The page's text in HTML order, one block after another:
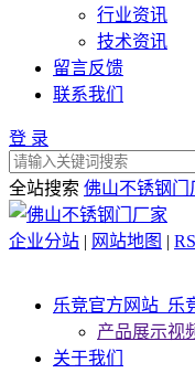
行业资讯
技术资讯
留言反馈
联系我们
登 录
全站搜索 佛山不锈钢门
企业分站 | 网站地图 |
乐竞官方网站_乐
产品展示视
关于我们